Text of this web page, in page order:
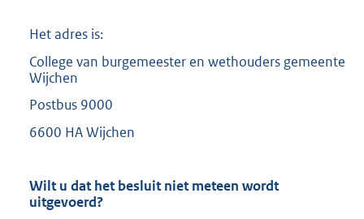
Het adres is:
College van burgemeester en wethouders gemeente
Wijchen
Postbus 9000
6600 HA Wijchen
Wilt u dat het besluit niet meteen wordt
uitgevoerd?